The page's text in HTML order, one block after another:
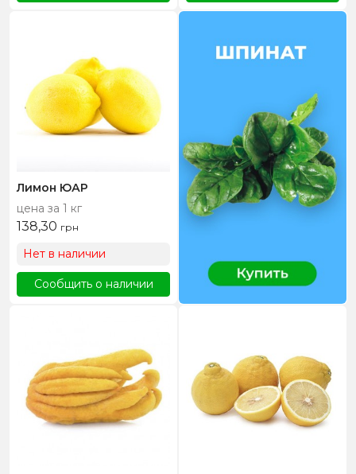
Лимон ЮАР
цена за 1 кг
138,30 грн
Нет в наличии
Сообщить о наличии